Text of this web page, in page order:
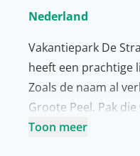
Nederland
Vakantiepark De
heeft een prachtige
Zoals de naam al
Groote Peel. Pak
er onder andere
Toon meer